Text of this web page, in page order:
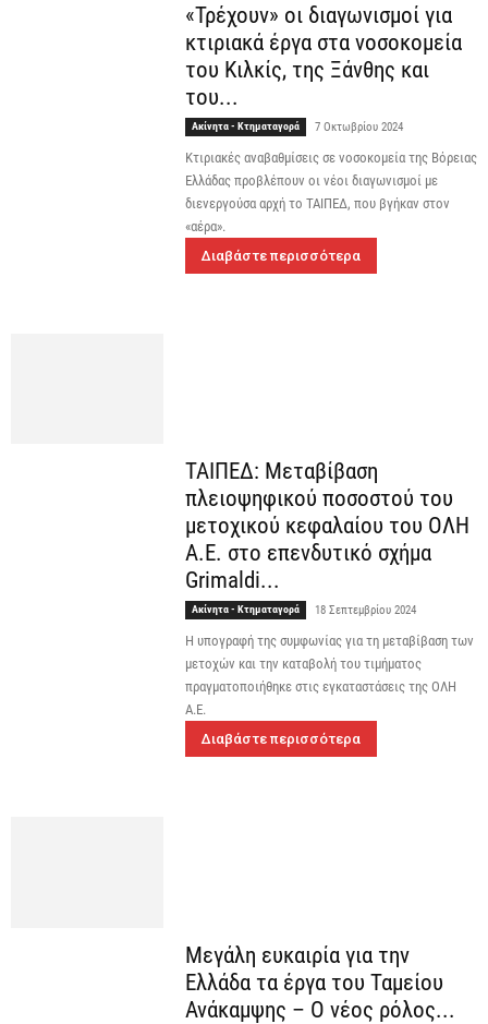
«Τρέχουν» οι διαγωνισμοί για
κτιριακά έργα στα νοσοκομεία
του Κιλκίς, της Ξάνθης και
του...
Ακίνητα - Κτηματαγορά 7 Οκτωβρίου 2024
Κτιριακές αναβαθμίσεις σε νοσοκομεία της Βόρειας
Ελλάδας προβλέπουν οι νέοι διαγωνισμοί με
διενεργούσα αρχή το ΤΑΙΠΕΔ, που βγήκαν στον
«αέρα».
Διαβάστε περισσότερα
ΤΑΙΠΕΔ: Μεταβίβαση
πλειοψηφικού ποσοστού του
μετοχικού κεφαλαίου του ΟΛΗ
Α.Ε. στο επενδυτικό σχήμα
Grimaldi...
Ακίνητα - Κτηματαγορά 18 Σεπτεμβρίου 2024
Η υπογραφή της συμφωνίας για τη μεταβίβαση των
μετοχών και την καταβολή του τιμήματος
πραγματοποιήθηκε στις εγκαταστάσεις της ΟΛΗ
Α.Ε.
Διαβάστε περισσότερα
Μεγάλη ευκαιρία για την
Ελλάδα τα έργα του Ταμείου
Ανάκαμψης – Ο νέος ρόλος...